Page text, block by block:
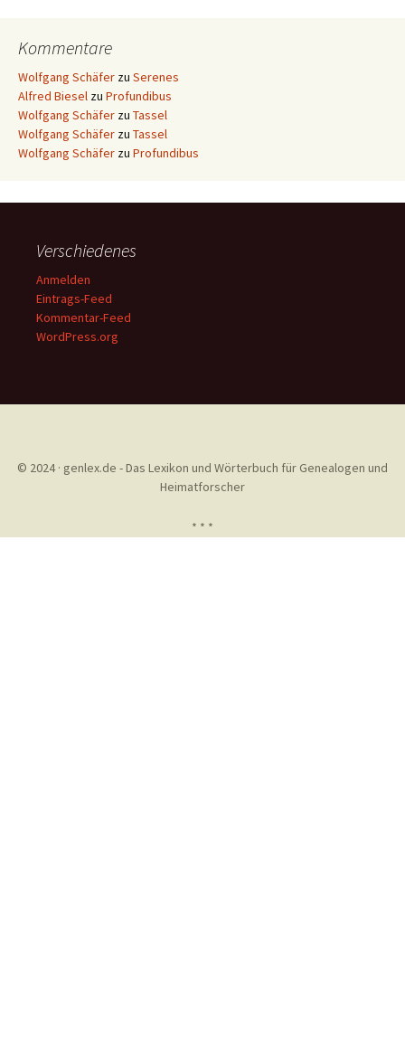
Kommentare
Wolfgang Schäfer zu Serenes
Alfred Biesel zu Profundibus
Wolfgang Schäfer zu Tassel
Wolfgang Schäfer zu Tassel
Wolfgang Schäfer zu Profundibus
Verschiedenes
Anmelden
Eintrags-Feed
Kommentar-Feed
WordPress.org
© 2024 · genlex.de - Das Lexikon und Wörterbuch für Genealogen und
Heimatforscher
* * *